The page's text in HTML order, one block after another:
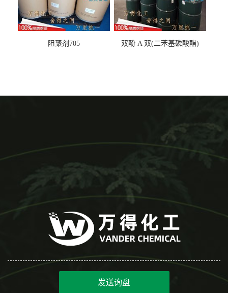
阻聚剂705 双酚 A 双(二苯基磷酸酯)
发送询盘